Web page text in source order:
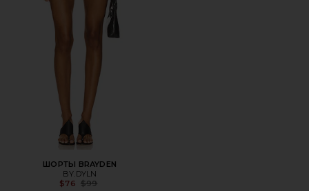
ШОРТЫ BRAYDEN
BY.DYLN
$76 Previous price:
$99